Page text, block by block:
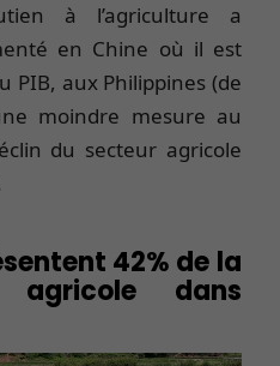
à l’agriculture a
en Chine où il est
PIB, aux Philippines (de
moindre mesure au
du secteur agricole
42% de la
agricole dans